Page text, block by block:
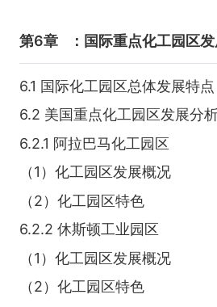
第6章 ：国际重点化工园区
6.1 国际化工园区总体发展特点
6.2 美国重点化工园区发展分
6.2.1 阿拉巴马化工园区
（1）化工园区发展概况
（2）化工园区特色
6.2.2 休斯顿工业园区
（1）化工园区发展概况
（2）化工园区特色